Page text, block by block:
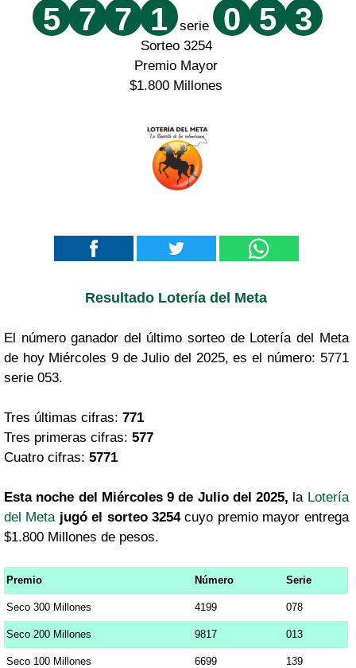
5 7 7 1 serie 0 5 3
Sorteo 3254
Premio Mayor
$1.800 Millones
Resultado Lotería del Meta
El número ganador del último sorteo de Lotería del Meta
de hoy Miércoles 9 de Julio del 2025, es el número: 5771
serie 053.
Tres últimas cifras: 771
Tres primeras cifras: 577
Cuatro cifras: 5771
Esta noche del Miércoles 9 de Julio del 2025, la Lotería
del Meta jugó el sorteo 3254cuyo premio mayor entrega
$1.800 Millones de pesos.
Premio Número Serie
Seco 300 Millones 4199 078
Seco 200 Millones 9817 013
Seco 100 Millones 6699 139